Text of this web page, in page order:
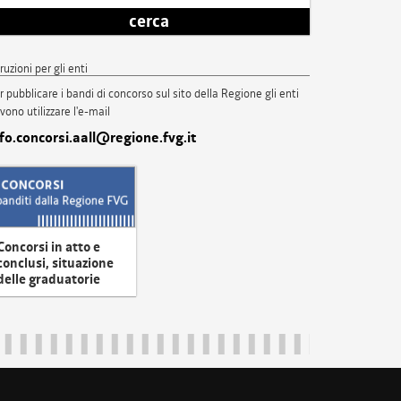
cerca
per gli enti
pubblicare i bandi di concorso sul sito della Regione gli enti
utilizzare l'e-mail
in atto e
situazione
graduatorie